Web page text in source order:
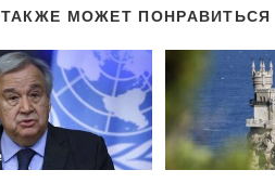
МОЖЕТ ПОНРАВИТЬСЯ